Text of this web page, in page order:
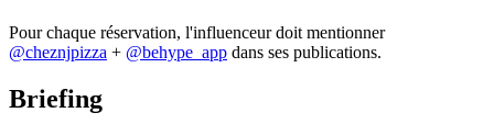
Pour chaque réservation, l'influenceur doit mentionner
@cheznjpizza + @behype_app dans ses publications.
Briefing